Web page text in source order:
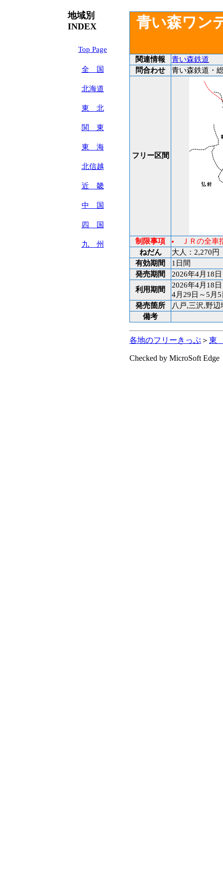
地域別
INDEX
Top Page
全 国
北海道
東 北
関 東
東 海
北信越
近 畿
中 国
四 国
九 州
青い森ワン
関連情報
青い森鉄道
問合わせ
青い森鉄道・
フリー区間
制限事項
ＪＲの全
ねだん
大人：2,270円
有効期間
1日間
発売期間
2026年4月18
利用期間
2026年4月18
4月29日～5月5
発売箇所
八戸,三沢,野
備考
各地のフリーきっぷ ＞ 東
Checked by MicroSoft Edge